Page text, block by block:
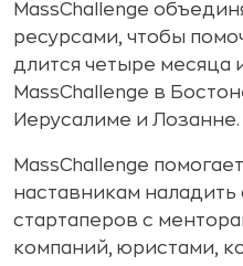
MassChallenge
ресурсами, чтобы
длится четыре месяца
MassChallenge в
Иерусалиме и Лозанне.
MassChallenge
наставникам
стартаперов с
компаний, юристами,